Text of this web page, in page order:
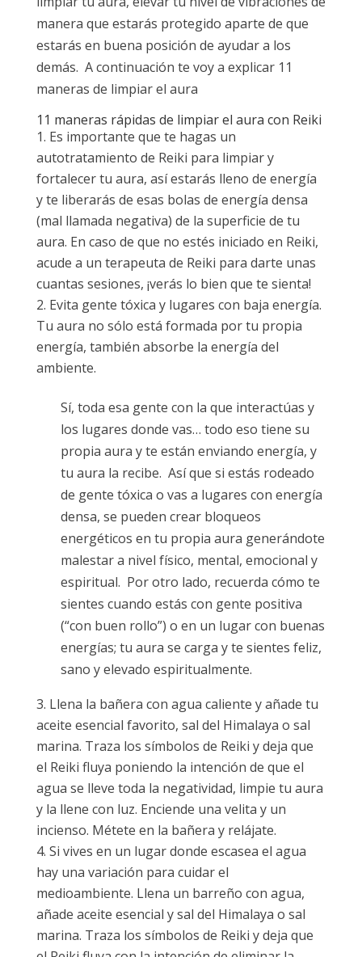
manera que estarás protegido aparte de que
estarás en buena posición de ayudar a los
demás. A continuación te voy a explicar 11
maneras de limpiar el aura
11 maneras rápidas de limpiar el aura con Reiki
Es importante que te hagas un
autotratamiento de Reiki para limpiar y
fortalecer tu aura, así estarás lleno de energía
y te liberarás de esas bolas de energía densa
(mal llamada negativa) de la superficie de tu
aura. En caso de que no estés iniciado en Reiki,
acude a un terapeuta de Reiki para darte unas
cuantas sesiones, ¡verás lo bien que te sienta!
Evita gente tóxica y lugares con baja energía.
Tu aura no sólo está formada por tu propia
energía, también absorbe la energía del
ambiente.
Sí, toda esa gente con la que interactúas y
los lugares donde vas… todo eso tiene su
propia aura y te están enviando energía, y
tu aura la recibe. Así que si estás rodeado
de gente tóxica o vas a lugares con energía
densa, se pueden crear bloqueos
energéticos en tu propia aura generándote
malestar a nivel físico, mental, emocional y
espiritual. Por otro lado, recuerda cómo te
sientes cuando estás con gente positiva
(“con buen rollo”) o en un lugar con buenas
energías; tu aura se carga y te sientes feliz,
sano y elevado espiritualmente.
Llena la bañera con agua caliente y añade tu
aceite esencial favorito, sal del Himalaya o sal
marina. Traza los símbolos de Reiki y deja que
el Reiki fluya poniendo la intención de que el
agua se lleve toda la negatividad, limpie tu aura
y la llene con luz. Enciende una velita y un
incienso. Métete en la bañera y relájate.
Si vives en un lugar donde escasea el agua
hay una variación para cuidar el
medioambiente. Llena un barreño con agua,
añade aceite esencial y sal del Himalaya o sal
marina. Traza los símbolos de Reiki y deja que